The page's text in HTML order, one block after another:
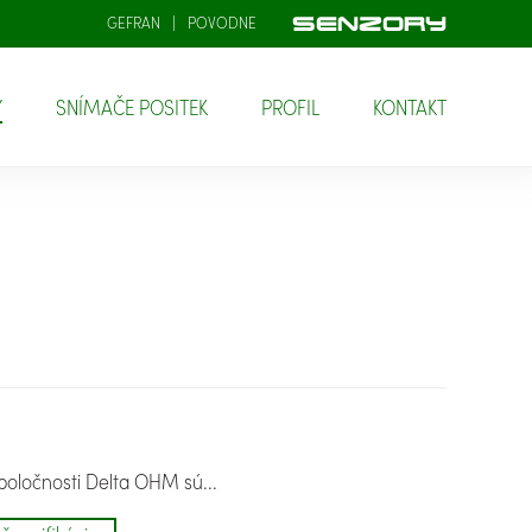
GEFRAN POVODNE
SNÍMAČE POSITEK PROFIL KONTAKT
Delta OHM sú...